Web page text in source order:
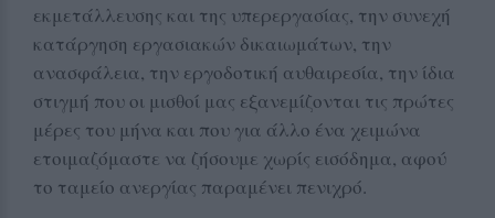
εκμετάλλευσης και της υπερεργασίας, την συνεχή
κατάργηση εργασιακών δικαιωμάτων, την
ανασφάλεια, την εργοδοτική αυθαιρεσία, την ίδια
στιγμή που οι μισθοί μας εξανεμίζονται τις πρώτες
μέρες του μήνα και που για άλλο ένα χειμώνα
ετοιμαζόμαστε να ζήσουμε χωρίς εισόδημα, αφού
το ταμείο ανεργίας παραμένει πενιχρό.